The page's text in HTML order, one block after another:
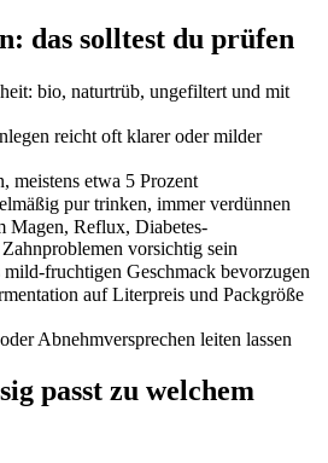
das solltest du prüfen
bio, naturtrüb, ungefiltert und mit
reicht oft klarer oder milder
meistens etwa 5 Prozent
pur trinken, immer verdünnen
Magen, Reflux, Diabetes-
vorsichtig sein
mild-fruchtigen Geschmack bevorzugen
auf Literpreis und Packgröße
Abnehmversprechen leiten lassen
passt zu welchem